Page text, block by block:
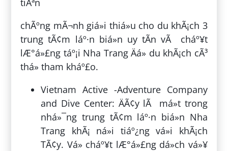
tiÃªn
chÃºng mÃ¬nh giá»i thiá»u cho du khÃ¡ch 3
trung tÃ¢m láº·n biá»n uy tÃ­n vÃ cháº¥t
lÆ°á»£ng táº¡i Nha Trang Äá» du khÃ¡ch cÃ³
thá» tham kháº£o.
Vietnam Active -Adventure Company
and Dive Center: ÄÃ¢y lÃ má»t trong
nhá»¯ng trung tÃ¢m láº·n biá»n Nha
Trang khÃ¡ ná»i tiáº¿ng vá»i khÃ¡ch
TÃ¢y. Vá» cháº¥t lÆ°á»£ng dá»ch vá»¥